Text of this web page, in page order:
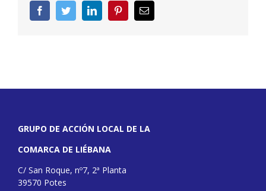
FacebookTwitterLinkedInPinterestCorreo
electrónico
GRUPO DE ACCIÓN LOCAL DE LA
COMARCA DE LIÉBANA
C/ San Roque, nº7, 2ª Planta
39570 Potes